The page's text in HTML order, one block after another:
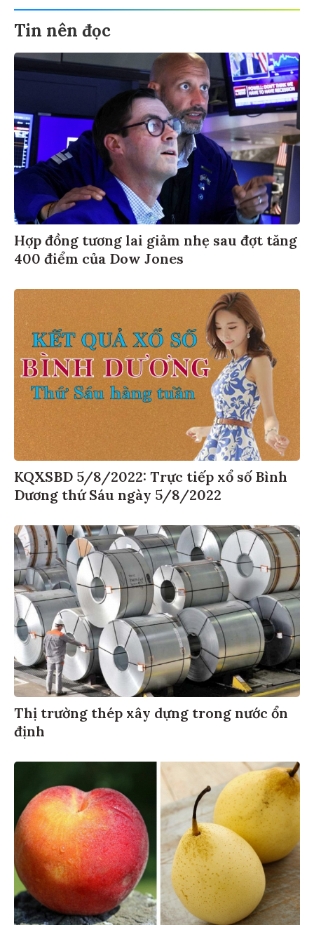
Tin nên đọc
Hợp đồng tương lai giảm nhẹ sau đợt tăng
400 điểm của Dow Jones
KQXSBD 5/8/2022: Trực tiếp xổ số Bình
Dương thứ Sáu ngày 5/8/2022
Thị trường thép xây dựng trong nước ổn
định